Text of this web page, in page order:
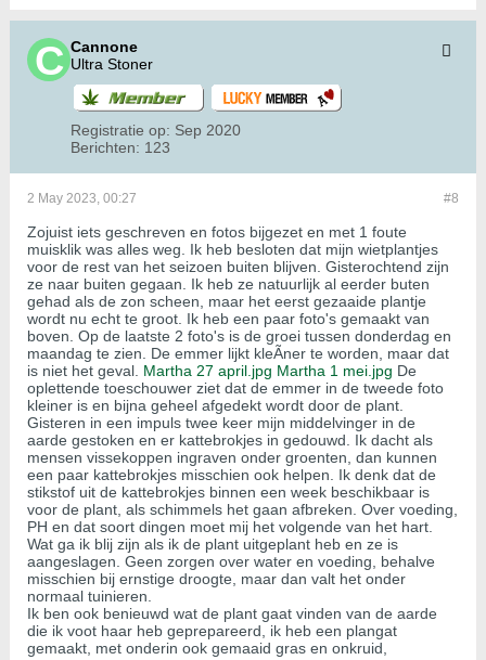
Cannone
Ultra Stoner
Registratie op: Sep 2020
Berichten: 123
#8
2 May 2023, 00:27
Zojuist iets geschreven en fotos bijgezet en met 1 foute
muisklik was alles weg. Ik heb besloten dat mijn wietplantjes
voor de rest van het seizoen buiten blijven. Gisterochtend zijn
ze naar buiten gegaan. Ik heb ze natuurlijk al eerder buten
gehad als de zon scheen, maar het eerst gezaaide plantje
wordt nu echt te groot. Ik heb een paar foto's gemaakt van
boven. Op de laatste 2 foto's is de groei tussen donderdag en
maandag te zien. De emmer lijkt kleÃ­ner te worden, maar dat
is niet het geval. Martha 27 april.jpg Martha 1 mei.jpg De
oplettende toeschouwer ziet dat de emmer in de tweede foto
kleiner is en bijna geheel afgedekt wordt door de plant.
Gisteren in een impuls twee keer mijn middelvinger in de
aarde gestoken en er kattebrokjes in gedouwd. Ik dacht als
mensen vissekoppen ingraven onder groenten, dan kunnen
een paar kattebrokjes misschien ook helpen. Ik denk dat de
stikstof uit de kattebrokjes binnen een week beschikbaar is
voor de plant, als schimmels het gaan afbreken. Over voeding,
PH en dat soort dingen moet mij het volgende van het hart.
Wat ga ik blij zijn als ik de plant uitgeplant heb en ze is
aangeslagen. Geen zorgen over water en voeding, behalve
misschien bij ernstige droogte, maar dan valt het onder
normaal tuinieren.
Ik ben ook benieuwd wat de plant gaat vinden van de aarde
die ik voot haar heb geprepareerd, ik heb een plangat
gemaakt, met onderin ook gemaaid gras en onkruid,